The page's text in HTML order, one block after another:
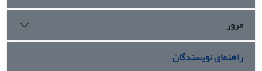
مرور
راهنمای نویسندگان